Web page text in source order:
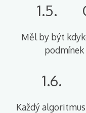
1.5.
Měl by být
1.6.
Každý